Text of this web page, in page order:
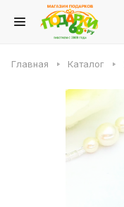
Главная Каталог